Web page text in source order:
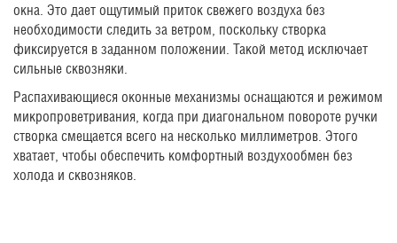
окна. Это дает ощутимый приток свежего воздуха без
необходимости следить за ветром, поскольку створка
фиксируется в заданном положении. Такой метод исключает
сильные сквозняки.
Распахивающиеся оконные механизмы оснащаются и режимом
микропроветривания, когда при диагональном повороте ручки
створка смещается всего на несколько миллиметров. Этого
хватает, чтобы обеспечить комфортный воздухообмен без
холода и сквозняков.